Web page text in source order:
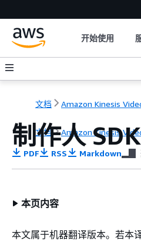
开始使用
文档 Amazon Kinesis
文档 Amazon Kinesis
制作人
PDF RSS Markdown
本页内容
本文属于机器翻译版本。若本